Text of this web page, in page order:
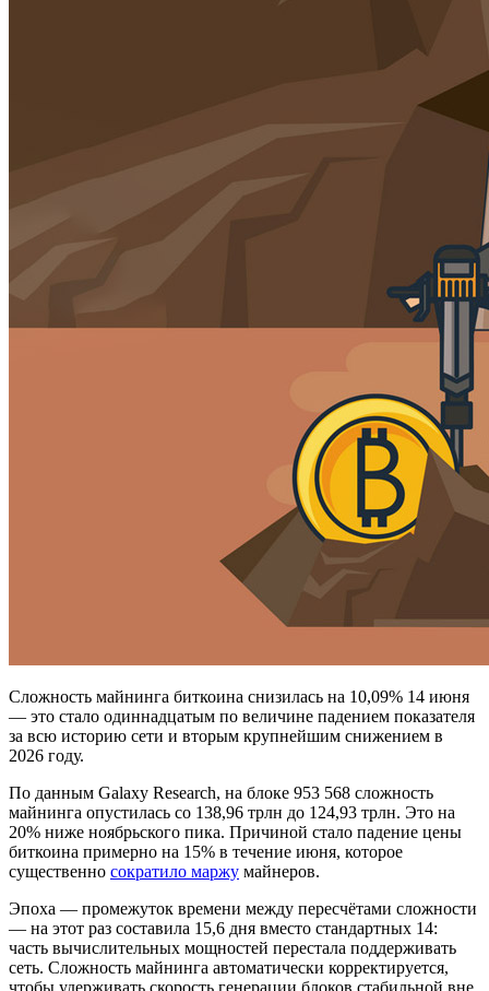
Сложность майнинга биткоина снизилась на 10,09% 14 июня
— это стало одиннадцатым по величине падением показателя
за всю историю сети и вторым крупнейшим снижением в
2026 году.
По данным Galaxy Research, на блоке 953 568 сложность
майнинга опустилась со 138,96 трлн до 124,93 трлн. Это на
20% ниже ноябрьского пика. Причиной стало падение цены
биткоина примерно на 15% в течение июня, которое
существенно сократило маржу майнеров.
Эпоха — промежуток времени между пересчётами сложности
— на этот раз составила 15,6 дня вместо стандартных 14:
часть вычислительных мощностей перестала поддерживать
сеть. Сложность майнинга автоматически корректируется,
чтобы удерживать скорость генерации блоков стабильной вне